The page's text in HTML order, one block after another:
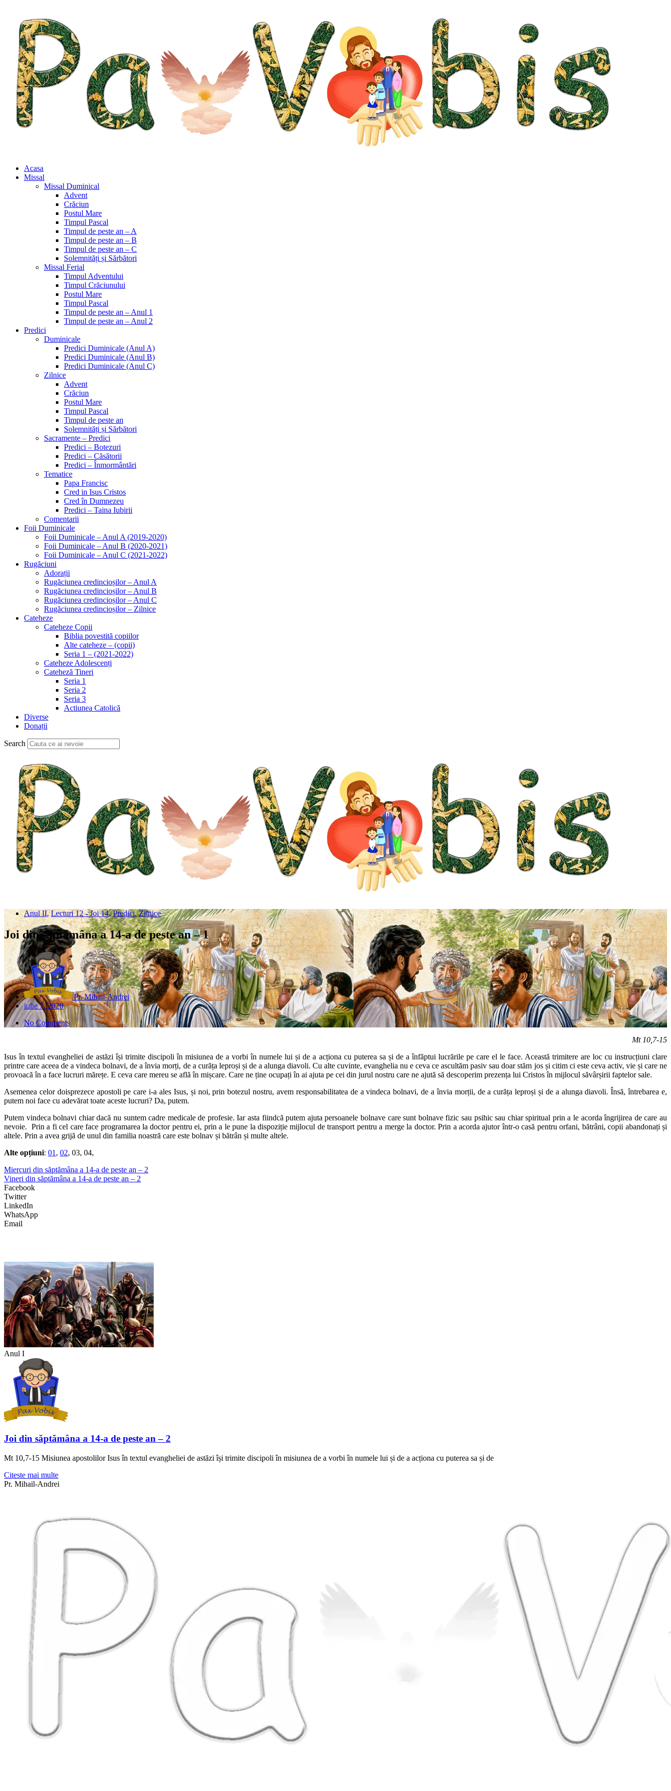
Acasa
Missal
Missal Duminical
Advent
Crăciun
Postul Mare
Timpul Pascal
Timpul de peste an – A
Timpul de peste an – B
Timpul de peste an – C
Solemnități și Sărbători
Missal Ferial
Timpul Adventului
Timpul Crăciunului
Postul Mare
Timpul Pascal
Timpul de peste an – Anul 1
Timpul de peste an – Anul 2
Predici
Duminicale
Predici Duminicale (Anul A)
Predici Duminicale (Anul B)
Predici Duminicale (Anul C)
Zilnice
Advent
Crăciun
Postul Mare
Timpul Pascal
Timpul de peste an
Solemnități și Sărbători
Sacramente – Predici
Predici – Botezuri
Predici – Căsătorii
Predici – Înmormântări
Tematice
Papa Francisc
Cred in Isus Cristos
Cred în Dumnezeu
Predici – Taina Iubirii
Comentarii
Foii Duminicale
Foii Duminicale – Anul A (2019-2020)
Foii Duminicale – Anul B (2020-2021)
Foii Duminicale – Anul C (2021-2022)
Rugăciuni
Adorații
Rugăciunea credincioșilor – Anul A
Rugăciunea credincioșilor – Anul B
Rugăciunea credincioșilor – Anul C
Rugăciunea credincioșilor – Zilnice
Cateheze
Cateheze Copii
Biblia povestită copiilor
Alte cateheze – (copii)
Seria 1 – (2021-2022)
Cateheze Adolescenți
Cateheză Tineri
Seria 1
Seria 2
Seria 3
Actiunea Catolică
Diverse
Donații
Search
Anul II,Lecturi 12 - Joi 14,Predici,Zilnice
Joi din săptămâna a 14-a de peste an – 1
Pr. Mihail-Andrei
iulie 7, 2020
No Comments
Mt 10,7-15
Isus în textul evangheliei de astăzi își trimite discipoli în misiunea de a vorbi în numele lui și de a acționa cu puterea sa și de a înfăptui lucrările pe care el le face. Această trimitere are loc cu instrucțiuni clare
printre care aceea de a vindeca bolnavi, de a învia morți, de a curăța leproși și de a alunga diavoli. Cu alte cuvinte, evanghelia nu e ceva ce ascultăm pasiv sau doar stăm jos și citim ci este ceva activ, vie și care ne
provoacă în a face lucruri mărețe. E ceva care mereu se află în mișcare. Care ne ține ocupați în ai ajuta pe cei din jurul nostru care ne ajută să descoperim prezența lui Cristos în mijlocul săvârșirii faptelor sale.
Asemenea celor doisprezece apostoli pe care i-a ales Isus, și noi, prin botezul nostru, avem responsabilitatea de a vindeca bolnavi, de a învia morții, de a curăța leproși și de a alunga diavoli. Însă, întrebarea e,
putem noi face cu adevărat toate aceste lucruri? Da, putem.
Putem vindeca bolnavi chiar dacă nu suntem cadre medicale de profesie. Iar asta fiindcă putem ajuta persoanele bolnave care sunt bolnave fizic sau psihic sau chiar spiritual prin a le acorda îngrijirea de care au
nevoie. Prin a fi cel care face programarea la doctor pentru ei, prin a le pune la dispoziție mijlocul de transport pentru a merge la doctor. Prin a acorda ajutor într-o casă pentru orfani, bătrâni, copii abandonați și
altele. Prin a avea grijă de unul din familia noastră care este bolnav și bătrân și multe altele.
Alte opțiuni: 01 , 02, 03, 04,
Miercuri din săptămâna a 14-a de peste an – 2
Vineri din săptămâna a 14-a de peste an – 2
Facebook
Twitter
LinkedIn
WhatsApp
Email
Anul I
Joi din săptămâna a 14-a de peste an – 2
Mt 10,7-15 Misiunea apostolilor Isus în textul evangheliei de astăzi își trimite discipoli în misiunea de a vorbi în numele lui și de a acționa cu puterea sa și de
Citeste mai multe
Pr. Mihail-Andrei